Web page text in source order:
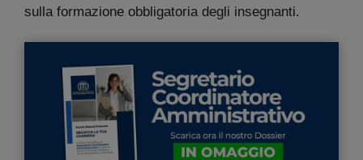
sulla formazione obbligatoria degli insegnanti.